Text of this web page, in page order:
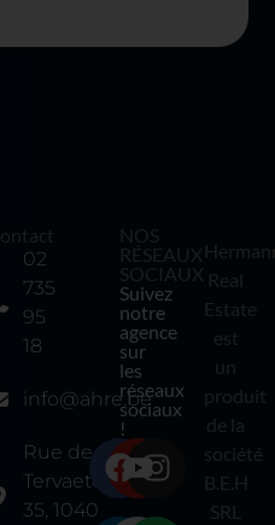
02
735
95
18
info@ahre.be
Rue de
Tervaete
35, 1040
NOS
RÉSEAUX
SOCIAUX
Suivez
notre
agence
sur
les
réseaux
sociaux
!
Real
Estate
est
un
produit
de la
société
B.E.H
SRL